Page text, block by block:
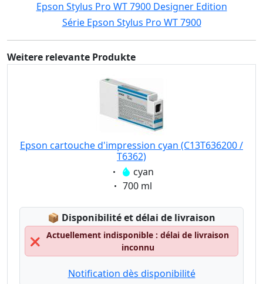
Epson Stylus Pro WT 7900 Designer Edition
Série Epson Stylus Pro WT 7900
Weitere relevante Produkte
Epson cartouche d'impression cyan (C13T636200 /
T6362)
Eigenschaft:
cyan
Eigenschaft:
700 ml
📦 Lagerstatus:
Disponibilité et délai de livraison
❌
Actuellement indisponible : délai de livraison
inconnu
Notification dès disponibilité